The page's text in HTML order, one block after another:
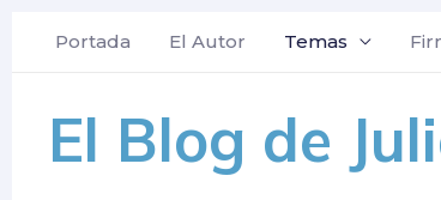
Portada El Autor Temas
El Blog de